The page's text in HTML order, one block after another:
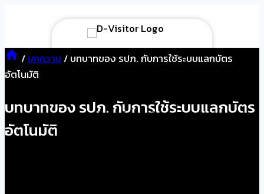
ระบบบริหารจัดการผู้มา
/บทความ/บทบาทของ รปภ. กับการใช้ระบบแลกบัตร
อัตโนมัติ
บทบาทของ รปภ. กับการใช้ระบบแลกบัตร
อัตโนมัติ